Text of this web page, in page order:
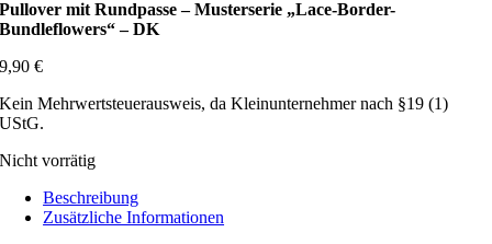
Pullover mit Rundpasse – Musterserie „Lace-Border-
Bundleflowers“ – DK
9,90€
Kein Mehrwertsteuerausweis, da Kleinunternehmer nach §19 (1)
UStG.
Nicht vorrätig
Beschreibung
Zusätzliche Informationen